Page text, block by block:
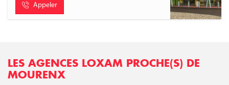
Appeler
LES AGENCES LOXAM PROCHE(S) DE
MOURENX